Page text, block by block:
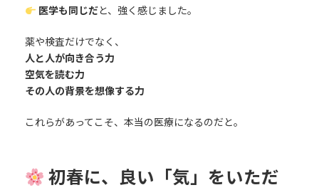
医学も同じだと、強く感じました。
薬や検査だけでなく、
人と人が向き合う力
空気を読む力
その人の背景を想像する力
これらがあってこそ、本当の医療になるのだと。
初春に、良い「気」をいただ